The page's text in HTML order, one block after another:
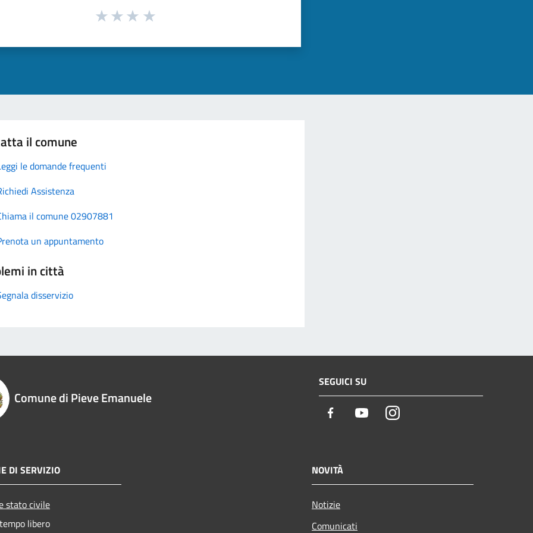
il comune
le domande frequenti
Assistenza
il comune 02907881
un appuntamento
in città
disservizio
Comune di Pieve Emanuele
SEGUICI SU
Facebook YoutubeInstagram
DI SERVIZIO
stato civile
libero
NOVITÀ
Notizie
Comunicati